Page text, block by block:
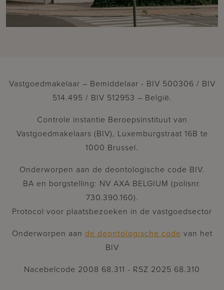
Vastgoedmakelaar – Bemiddelaar - BIV 500306 / BIV
514.495 / BIV 512953 – België.
Controle instantie Beroepsinstituut van
Vastgoedmakelaars (BIV), Luxemburgstraat 16B te
1000 Brussel.
Onderworpen aan de deontologische code BIV.
BA en borgstelling: NV AXA BELGIUM (polisnr.
730.390.160).
Protocol voor plaatsbezoeken in de vastgoedsector
Onderworpen aan de deontologische code van het
BIV
Nacebelcode 2008 68.311 - RSZ 2025 68.310